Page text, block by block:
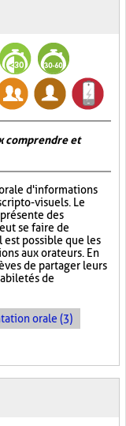
comprendre et
d'informations
visuels. Le
des
se faire de
possible que les
aux orateurs. En
de partager leurs
de
orale (3)